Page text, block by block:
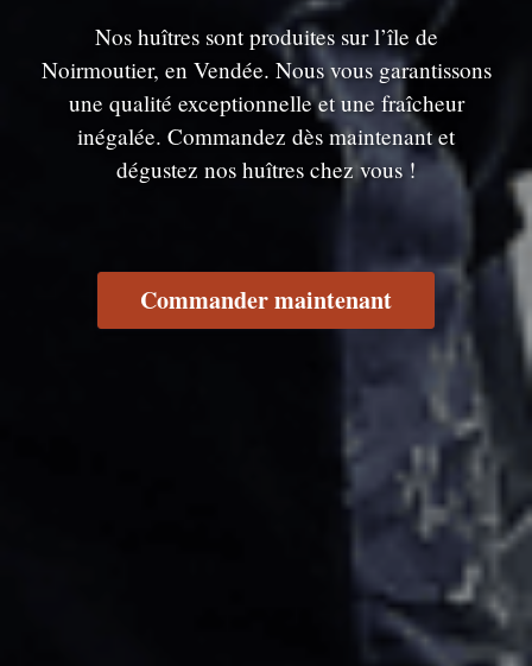
Nos huîtres sont produites sur l’île de
Noirmoutier, en Vendée. Nous vous garantissons
une qualité exceptionnelle et une fraîcheur
inégalée. Commandez dès maintenant et
dégustez nos huîtres chez vous !
Commander maintenant